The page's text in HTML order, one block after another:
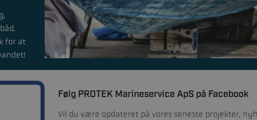
for at
Følg PROTEK Marineservice ApS på Facebook
Vil du være opdateret på vores seneste projekter,